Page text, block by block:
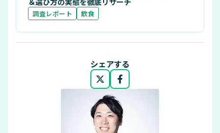
調査レポート 飲食
シェアする